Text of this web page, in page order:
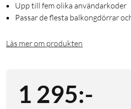
Upp till fem olika användarkoder
Passar de flesta balkongdörrar
Läs mer om produkten
1 295:-